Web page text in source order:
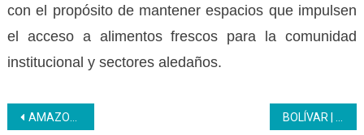
con el propósito de mantener espacios que impulsen
el acceso a alimentos frescos para la comunidad
institucional y sectores aledaños.
Navegación
AMAZONAS | Inces brinda acompañamiento al sector empresarial